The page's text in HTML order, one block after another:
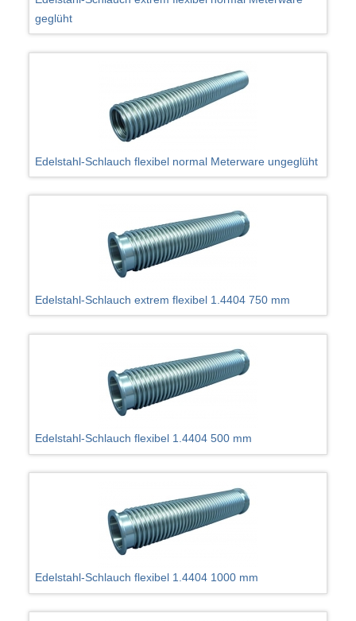
geglüht
Edelstahl-Schlauch flexibel normal Meterware ungeglüht
Edelstahl-Schlauch extrem flexibel 1.4404 750 mm
Edelstahl-Schlauch flexibel 1.4404 500 mm
Edelstahl-Schlauch flexibel 1.4404 1000 mm